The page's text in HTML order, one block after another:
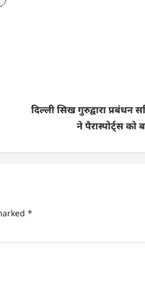
दिल्ली सिख गुरुद्वारा
ने पैरास्पोर्ट्स को
*